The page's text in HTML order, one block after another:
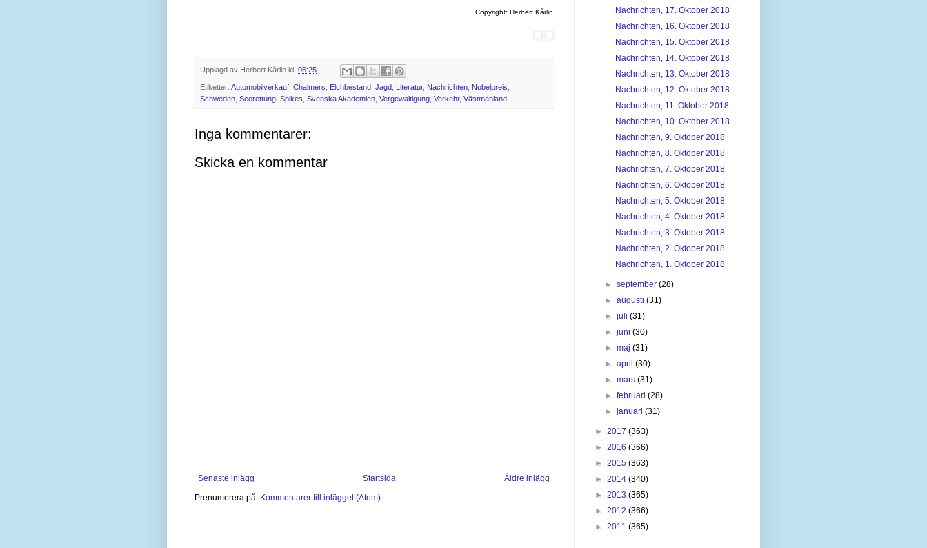
Copyright: Herbert Kårlin
Upplagd av Herbert Kårlin kl. 06:25
Etiketter: Automobilverkauf Chalmers Elchbestand Jagd Literatur, Nachrichten Nobelpreis
Schweden Seerettung Spikes Svenska Akademien Vergewaltigung Verkehr, Västmanland
Inga kommentarer:
Skicka en kommentar
Senaste inlägg Äldre inlägg
Startsida
Prenumerera på: Kommentarer till inlägget (Atom)
Nachrichten, 17. Oktober 2018
Nachrichten, 16. Oktober 2018
Nachrichten, 15. Oktober 2018
Nachrichten, 14. Oktober 2018
Nachrichten, 13. Oktober 2018
Nachrichten, 12. Oktober 2018
Nachrichten, 11. Oktober 2018
Nachrichten, 10. Oktober 2018
Nachrichten, 9. Oktober 2018
Nachrichten, 8. Oktober 2018
Nachrichten, 7. Oktober 2018
Nachrichten, 6. Oktober 2018
Nachrichten, 5. Oktober 2018
Nachrichten, 4. Oktober 2018
Nachrichten, 3. Oktober 2018
Nachrichten, 2. Oktober 2018
Nachrichten, 1. Oktober 2018
►september(28)
►augusti(31)
►juli(31)
►juni(30)
►maj(31)
►april(30)
►mars(31)
►februari(28)
►januari(31)
► 2017 (363)
► 2016 (366)
► 2015 (363)
► 2014 (340)
► 2013 (365)
► 2012 (366)
► 2011 (365)